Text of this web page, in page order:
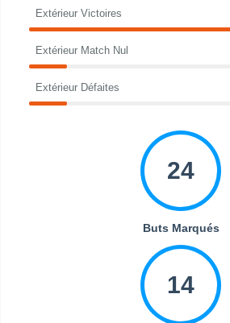
Extérieur Victoires
Extérieur Match Nul
Extérieur Défaites
24
Buts Marqués
14